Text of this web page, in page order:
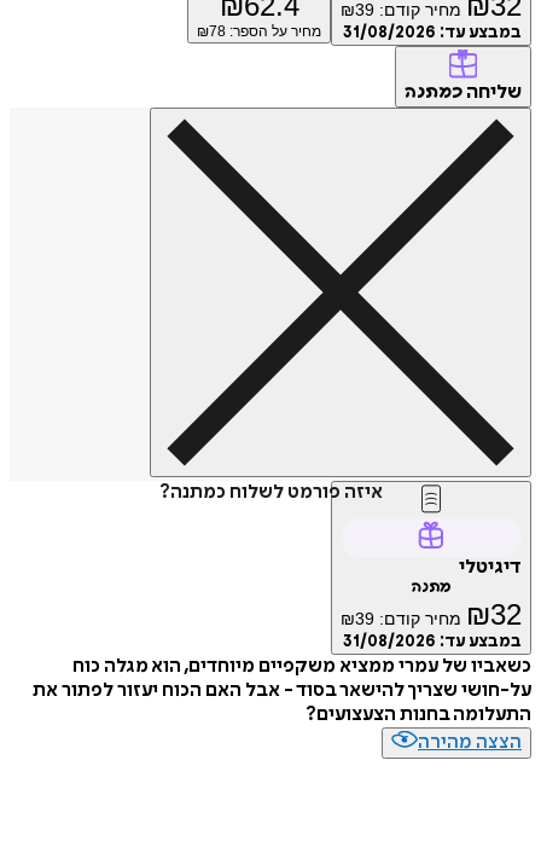
מחיר קודם: ₪39
עד:31/08/2026 מחיר על הספר: ₪78
כמתנה
איזה פורמט לשלוח כמתנה?
₪ מחיר קודם: ₪39
עד:31/08/2026
של עמרי ממציא משקפיים מיוחדים, הוא מגלה כוח
שצריך להישאר בסוד - אבל האם הכוח יעזור לפתור את
בחנות הצעצועים?
מהירה